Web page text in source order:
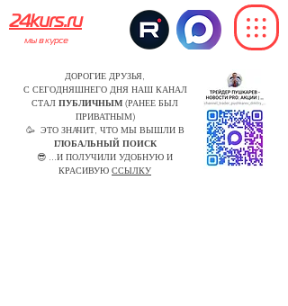
24kurs.ru
мы в курсе
ДОРОГИЕ ДРУЗЬЯ,
С СЕГОДНЯШНЕГО ДНЯ НАШ КАНАЛ
СТАЛ ПУБЛИЧНЫМ (РАНЕЕ БЫЛ
ПРИВАТНЫМ)
🥳 ЭТО ЗНАЧИТ, ЧТО МЫ ВЫШЛИ В
ГЛОБАЛЬНЫЙ ПОИСК
😎 ...И ПОЛУЧИЛИ УДОБНУЮ И
КРАСИВУЮ ССЫЛКУ